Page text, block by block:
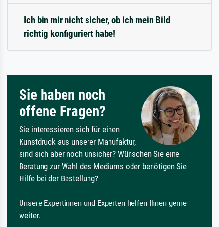
Ich bin mir nicht sicher, ob ich mein Bild
richtig konfiguriert habe!
Sie haben noch
offene Fragen?
Sie interessieren sich für einen
Kunstdruck aus unserer Manufaktur,
sind sich aber noch unsicher? Wünschen Sie eine
Beratung zur Wahl des Mediums oder benötigen Sie
Hilfe bei der Bestellung?
Unsere Expertinnen und Experten helfen Ihnen gerne
weiter.